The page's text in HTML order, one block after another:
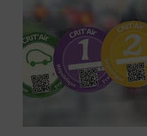
Anfänger“